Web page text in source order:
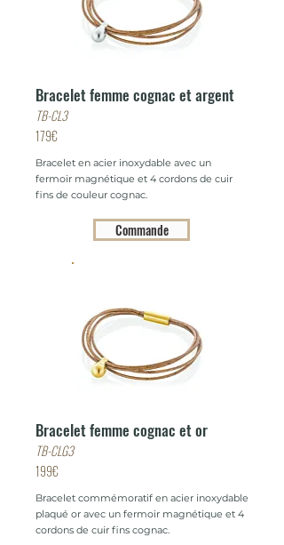
Bracelet femme cognac et argent
TB-CL3
179€
Bracelet en acier inoxydable avec un
fermoir magnétique et 4 cordons de cuir
fins de couleur cognac.
Commande
Bracelet femme cognac et or
TB-CLG3
199€
Bracelet commémoratif en acier inoxydable
plaqué or avec un fermoir magnétique et 4
cordons de cuir fins cognac.